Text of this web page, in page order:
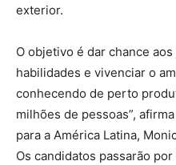
exterior.
O objetivo é dar chance
habilidades e vivenciar o
conhecendo de perto
milhões de pessoas”,
para a América Latina,
Os candidatos passarão